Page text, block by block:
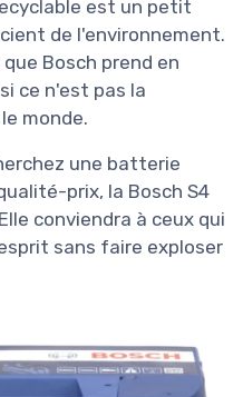
est un petit
de l'environnement.
Bosch prend en
ce n'est pas la
monde.
une batterie
prix, la Bosch S4
conviendra à ceux qui
sans faire exploser